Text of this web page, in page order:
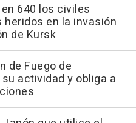
640 los civiles
en la invasión
de Kursk
de Fuego de
actividad y obliga a